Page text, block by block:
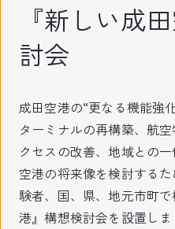
『新しい成
討会
成田空港の“更なる機能強
ターミナルの再構築、航
クセスの改善、地域との
空港の将来像を検討する
験者、国、県、地元市町
港』構想検討会を設置しま